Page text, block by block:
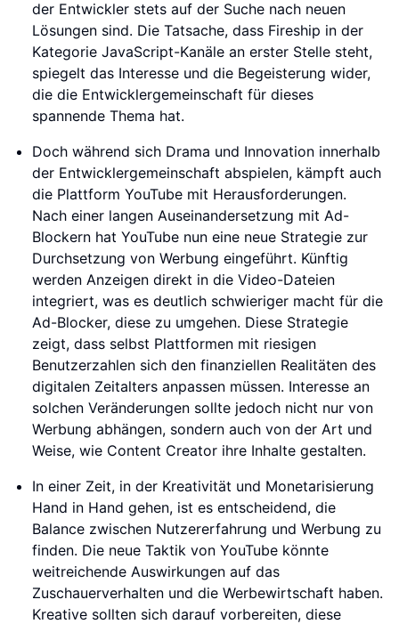
der Entwickler stets auf der Suche nach neuen
Lösungen sind. Die Tatsache, dass Fireship in der
Kategorie JavaScript-Kanäle an erster Stelle steht,
spiegelt das Interesse und die Begeisterung wider,
die die Entwicklergemeinschaft für dieses
spannende Thema hat.
Doch während sich Drama und Innovation innerhalb
der Entwicklergemeinschaft abspielen, kämpft auch
die Plattform YouTube mit Herausforderungen.
Nach einer langen Auseinandersetzung mit Ad-
Blockern hat YouTube nun eine neue Strategie zur
Durchsetzung von Werbung eingeführt. Künftig
werden Anzeigen direkt in die Video-Dateien
integriert, was es deutlich schwieriger macht für die
Ad-Blocker, diese zu umgehen. Diese Strategie
zeigt, dass selbst Plattformen mit riesigen
Benutzerzahlen sich den finanziellen Realitäten des
digitalen Zeitalters anpassen müssen. Interesse an
solchen Veränderungen sollte jedoch nicht nur von
Werbung abhängen, sondern auch von der Art und
Weise, wie Content Creator ihre Inhalte gestalten.
In einer Zeit, in der Kreativität und Monetarisierung
Hand in Hand gehen, ist es entscheidend, die
Balance zwischen Nutzererfahrung und Werbung zu
finden. Die neue Taktik von YouTube könnte
weitreichende Auswirkungen auf das
Zuschauerverhalten und die Werbewirtschaft haben.
Kreative sollten sich darauf vorbereiten, diese